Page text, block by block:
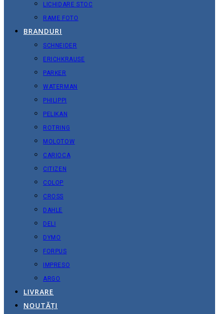
LICHIDARE STOC
RAME FOTO
BRANDURI
SCHNEIDER
ERICHKRAUSE
PARKER
WATERMAN
PHILIPPI
PELIKAN
ROTRING
MOLOTOW
CARIOCA
CITIZEN
COLOP
CROSS
DAHLE
DELI
DYMO
FORPUS
IMPRESO
ARGO
LIVRARE
NOUTĂȚI